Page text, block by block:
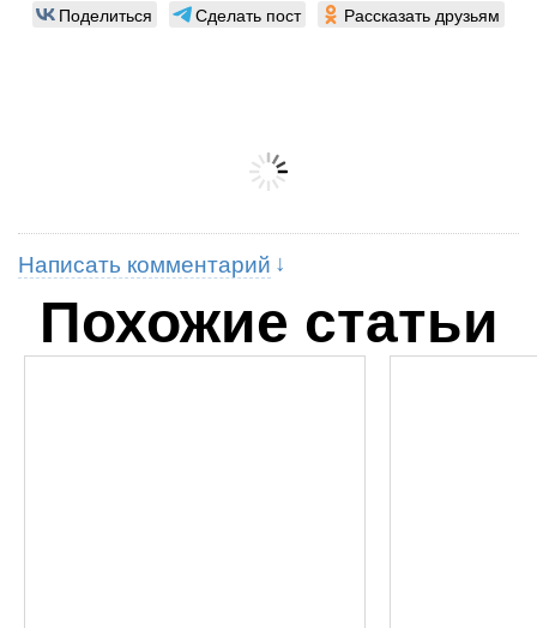
Поделиться Сделать пост Рассказать друзьям
Написать комментарий
Похожие статьи